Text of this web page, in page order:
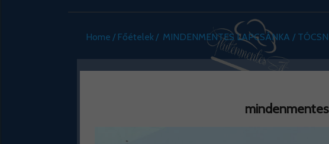
Home Főételek MINDENMENTES LAPCSÁNKA /